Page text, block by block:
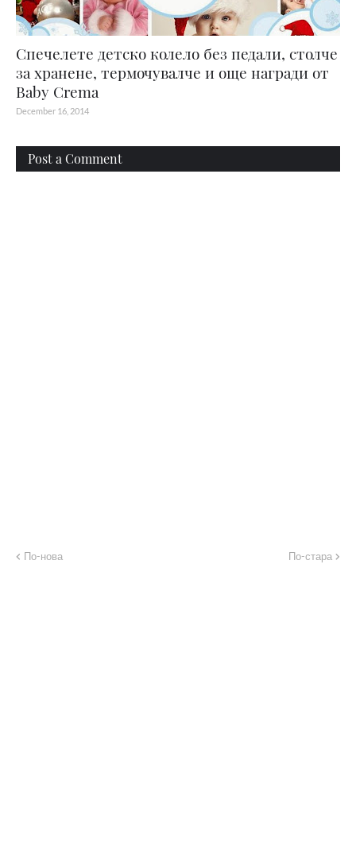
Спечелете детско колело без педали, столче
за хранене, термочувалче и още награди от
Baby Crema
December 16, 2014
Post a Comment
По-нова По-стара